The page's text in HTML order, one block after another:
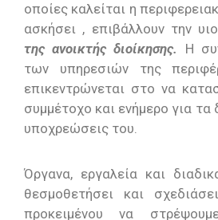
οποίες καλείται η
ασκήσει , επιβάλλουν την
της ανοικτής διοίκησης.
Η
των υπηρεσιών της
επικεντρώνεται στο να
συμμέτοχο και ενήμερο για τα
υποχρεώσεις του.
Όργανα, εργαλεία και
θεσμοθετήσει και
προκειμένου να